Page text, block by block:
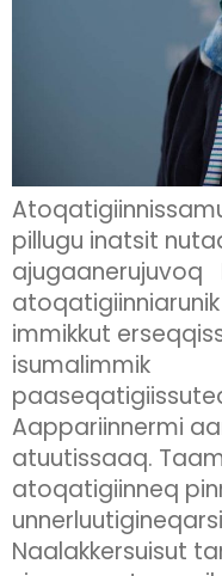
pillugu inatsit
ajugaanerujuvoq
immikkut
isumalimmik
Aappariinnermi
atuutissaaq.
atoqatigiinneq
Naalakkersuisut